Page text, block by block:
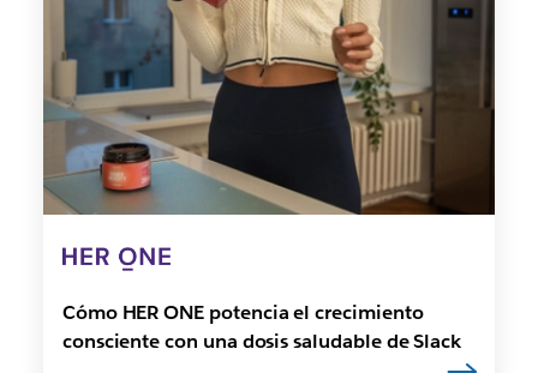
Cómo HER ONE potencia el crecimiento
consciente con una dosis saludable de Slack